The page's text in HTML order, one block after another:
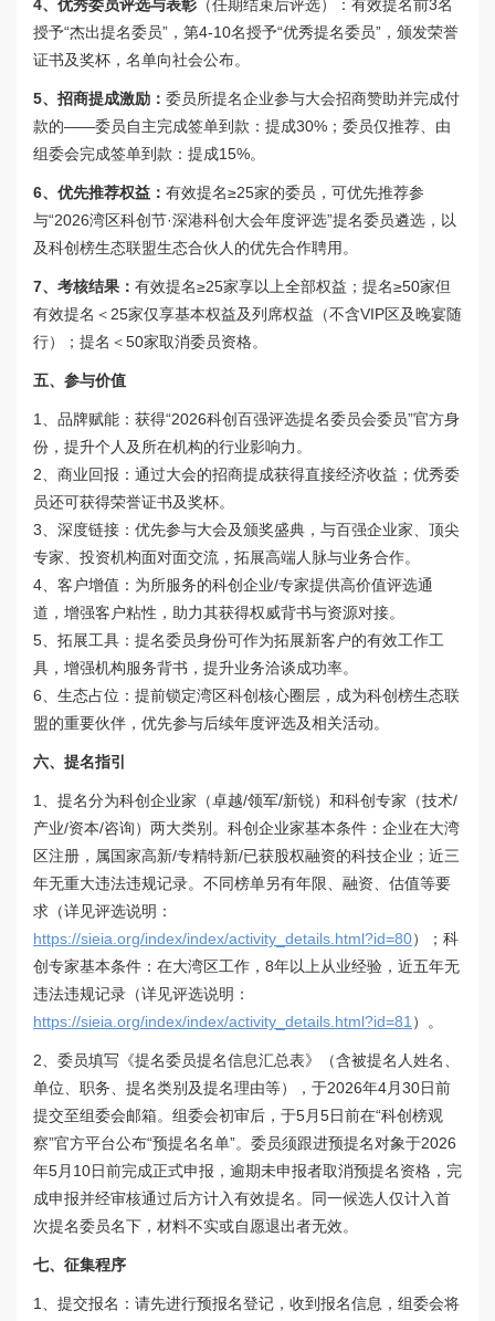
4、优秀委员评选与表彰 （任期结束后评选）： 有效提名前3名
授予“杰出提名委员”，第4-10名授予“优秀提名委员”，颁发荣誉
证书及奖杯，名单向社会公布。
5、招商提成激励： 委员所提名企业参与大会招商赞助并完成付
款的——委员自主完成签单到款：提成30%；委员仅推荐、由
组委会完成签单到款：提成15%。
6、优先推荐权益： 有效提名≥25家的委员，可优先推荐参
与“2026湾区科创节·深港科创大会年度评选”提名委员遴选，以
及科创榜生态联盟生态合伙人的优先合作聘用。
7、考核结果： 有效提名≥25家享以上全部权益；提名≥50家但
有效提名＜25家仅享基本权益及列席权益（不含VIP区及晚宴随
行）；提名＜50家取消委员资格。
五、参与价值
1、品牌赋能：获得“2026科创百强评选提名委员会委员”官方身
份，提升个人及所在机构的行业影响力。
2、商业回报：通过大会的招商提成获得直接经济收益；优秀委
员还可获得荣誉证书及奖杯。
3、深度链接：优先参与大会及颁奖盛典，与百强企业家、顶尖
专家、投资机构面对面交流，拓展高端人脉与业务合作。
4、客户增值：为所服务的科创企业/专家提供高价值评选通
道，增强客户粘性，助力其获得权威背书与资源对接。
5、拓展工具：提名委员身份可作为拓展新客户的有效工作工
具，增强机构服务背书，提升业务洽谈成功率。
6、生态占位：提前锁定湾区科创核心圈层，成为科创榜生态联
盟的重要伙伴，优先参与后续年度评选及相关活动。
六、提名指引
1、提名分为科创企业家（卓越/领军/新锐）和科创专家（技术/
产业/资本/咨询）两大类别。 科创企业家基本条件：企业在大湾
区注册，属国家高新/专精特新/已获股权融资的科技企业；近三
年无重大违法违规记录。不同榜单另有年限、融资、估值等要
求（详见评选说明：
https://sieia.org/index/index/activity_details.html?id=80）； 科
创专家基本条件：在大湾区工作，8年以上从业经验，近五年无
违法违规记录（详见评选说明：
https://sieia.org/index/index/activity_details.html?id=81 ）。
2、委员填写《提名委员提名信息汇总表》（含被提名人姓名、
单位、职务、提名类别及提名理由等），于2026年4月30日前
提交至组委会邮箱。组委会初审后，于5月5日前在“科创榜观
察”官方平台公布“预提名名单”。委员须跟进预提名对象于2026
年5月10日前完成正式申报，逾期未申报者取消预提名资格，完
成申报并经审核通过后方计入有效提名。同一候选人仅计入首
次提名委员名下，材料不实或自愿退出者无效。
七、征集程序
1、提交报名：请先进行预报名登记，收到报名信息，组委会将